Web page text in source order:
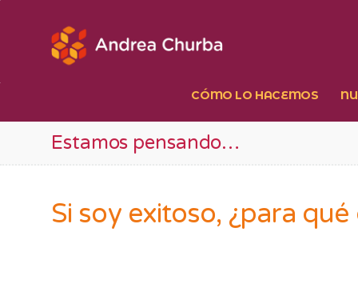
contenido
CÓMO LO HACEMOS
Estamos pensando…
Si soy exitoso, ¿para